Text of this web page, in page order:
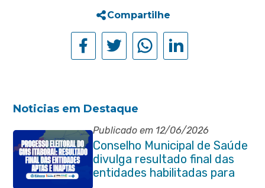
Compartilhe
Noticias em Destaque
Publicado em 12/06/2026
Conselho Municipal de Saúde
divulga resultado final das
entidades habilitadas para